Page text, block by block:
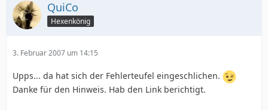
QuiCo
Hexenkönig
3. Februar 2007 um 14:15
Upps... da hat sich der Fehlerteufel eingeschlichen.
Danke für den Hinweis. Hab den Link berichtigt.